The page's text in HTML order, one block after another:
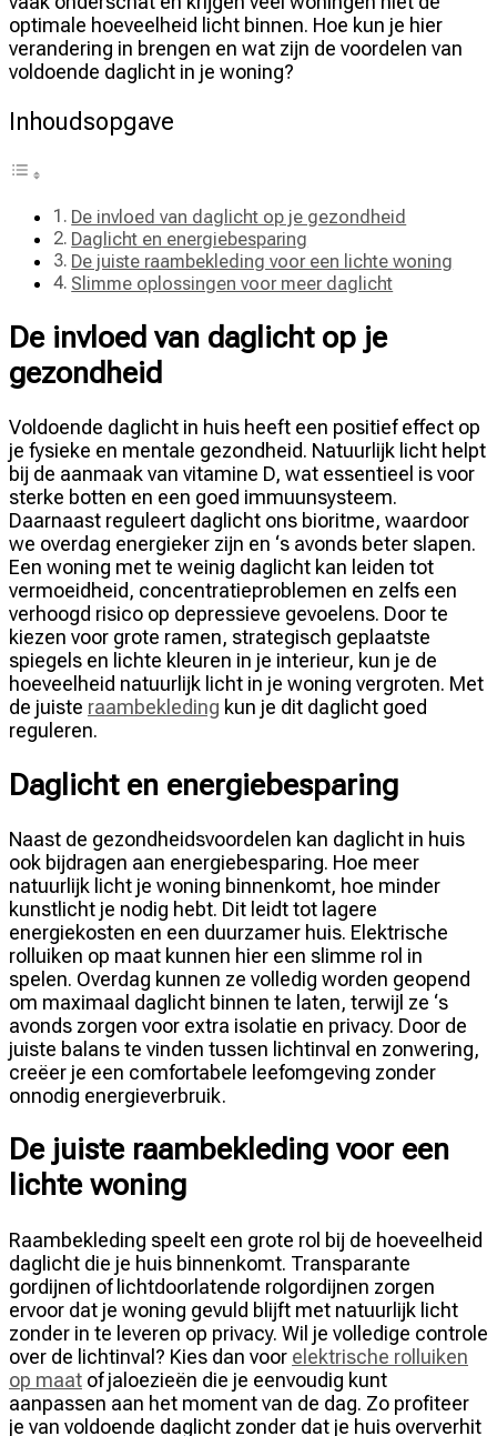
optimale hoeveelheid licht binnen. Hoe kun je hier
verandering in brengen en wat zijn de voordelen van
voldoende daglicht in je woning?
Inhoudsopgave
De invloed van daglicht op je gezondheid
Daglicht en energiebesparing
De juiste raambekleding voor een lichte woning
Slimme oplossingen voor meer daglicht
De invloed van daglicht op je
gezondheid
Voldoende daglicht in huis heeft een positief effect op
je fysieke en mentale gezondheid. Natuurlijk licht helpt
bij de aanmaak van vitamine D, wat essentieel is voor
sterke botten en een goed immuunsysteem.
Daarnaast reguleert daglicht ons bioritme, waardoor
we overdag energieker zijn en ‘s avonds beter slapen.
Een woning met te weinig daglicht kan leiden tot
vermoeidheid, concentratieproblemen en zelfs een
verhoogd risico op depressieve gevoelens. Door te
kiezen voor grote ramen, strategisch geplaatste
spiegels en lichte kleuren in je interieur, kun je de
hoeveelheid natuurlijk licht in je woning vergroten. Met
de juiste raambekleding kun je dit daglicht goed
reguleren.
Daglicht en energiebesparing
Naast de gezondheidsvoordelen kan daglicht in huis
ook bijdragen aan energiebesparing. Hoe meer
natuurlijk licht je woning binnenkomt, hoe minder
kunstlicht je nodig hebt. Dit leidt tot lagere
energiekosten en een duurzamer huis. Elektrische
rolluiken op maat kunnen hier een slimme rol in
spelen. Overdag kunnen ze volledig worden geopend
om maximaal daglicht binnen te laten, terwijl ze ‘s
avonds zorgen voor extra isolatie en privacy. Door de
juiste balans te vinden tussen lichtinval en zonwering,
creëer je een comfortabele leefomgeving zonder
onnodig energieverbruik.
De juiste raambekleding voor een
lichte woning
Raambekleding speelt een grote rol bij de hoeveelheid
daglicht die je huis binnenkomt. Transparante
gordijnen of lichtdoorlatende rolgordijnen zorgen
ervoor dat je woning gevuld blijft met natuurlijk licht
zonder in te leveren op privacy. Wil je volledige controle
over de lichtinval? Kies dan voor elektrische rolluiken
op maat of jaloezieën die je eenvoudig kunt
aanpassen aan het moment van de dag. Zo profiteer
je van voldoende daglicht zonder dat je huis oververhit